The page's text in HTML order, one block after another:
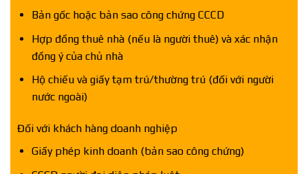
Bản gốc hoặc bản sao công chứng CCCD
Hợp đồng thuê nhà (nếu là người thuê) và xác nhận
đồng ý của chủ nhà
Hộ chiếu và giấy tạm trú/thường trú (đối với người
nước ngoài)
Đối với khách hàng doanh nghiệp
Giấy phép kinh doanh (bản sao công chứng)